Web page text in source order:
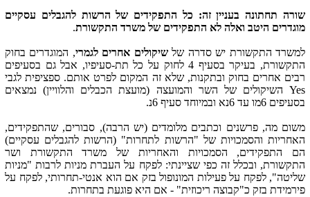
שורה תחתונה בעניין זה: כל התפקידים של הרשות להגבלים עסקיים
מוגדרים היטב ואלה לא התפקידים של משרד התקשורת.
למשרד התקשורת יש סדרה שלשיקולים אחרים לגמרי, המוגדרים בחוק
התקשורת, בעיקר בסעיף 4 לחוק על כל תת-סעיפיו, אבל גם בסעיפים
רבים אחרים בחוק ובתקנות, שלא זה המקום לפרט אותם. ספציפית לגבי
Yes השיקולים של השר והמועצה (מועצת הכבלים והלוויין) נמצאים
בסעיפים 6מו עד 6נא ובמיוחד סעיף 6נ.
משום מה, פרשנים וכתבים מלומדים (יש הרבה), סבורים, שהתפקידים,
האחריות והסמכויות של "הרשות לתחרות" (הרשות להגבלים עסקיים)
הם התפקידים, הסמכויות והאחריות של משרד התקשורת ושר
התקשורת, ובכלל זה כפי שציינתי: לפקח על העברת מניות לרבות "מניות
שליטה", לפקח על פעילות המונופול בזק אם הוא אנטי-תחרותי, לפקח על
פירמידת בזק כ"קבוצה ריכוזית" - אם היא פוגעת בתחרות.